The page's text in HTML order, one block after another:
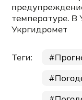
температуре. В
Укргидромет
Теги: